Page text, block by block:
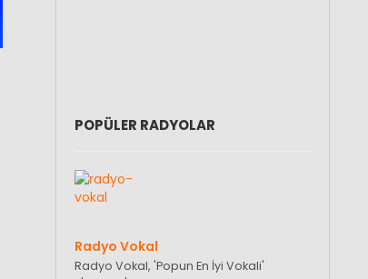
POPÜLER RADYOLAR
Radyo Vokal
Radyo Vokal, 'Popun En İyi Vokali'